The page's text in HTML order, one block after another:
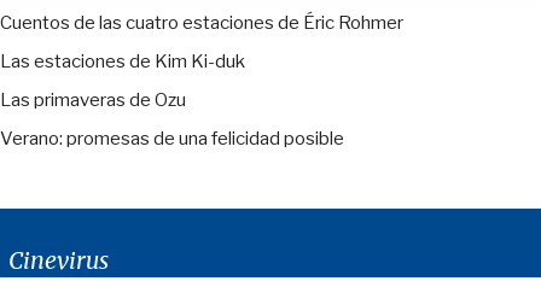
Cuentos de las cuatro estaciones de Éric Rohmer
Las estaciones de Kim Ki-duk
Las primaveras de Ozu
Verano: promesas de una felicidad posible
Cinevirus